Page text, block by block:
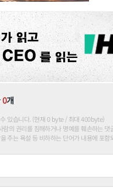
0개
있습니다. (현재 0 byte / 최대 400byte)
람의 권리를 침해하거나 명예를 훼손하는
주는 욕설 등 비하하는 단어가 내용에 포